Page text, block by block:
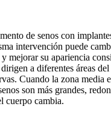
de senos con
intervención puede
mejorar su apariencia
a diferentes áreas
Cuando la zona media
son más grandes,
cuerpo cambia.